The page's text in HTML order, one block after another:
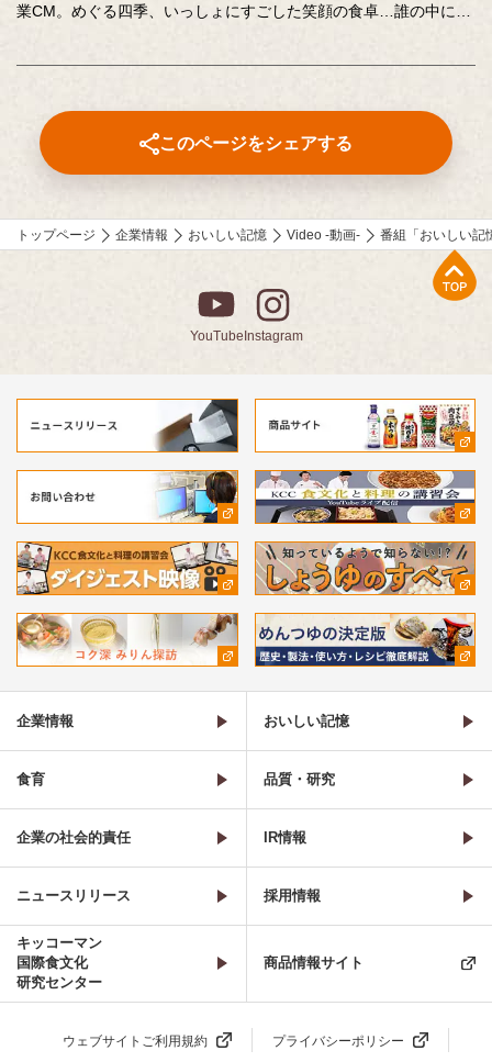
業CM。めぐる四季、いっしょにすごした笑顔の食卓…誰の中にも
このページをシェアする
トップページ 企業情報 おいしい記憶 Video -動画- 番組「おいしい
YouTubeInstagram
企業情報 おいしい記憶
食育 品質・研究
企業の社会的責任 IR情報
ニュースリリース 採用情報
キッコーマン
国際食文化
研究センター
商品情報サイト
ウェブサイトご利用規約 プライバシーポリシー